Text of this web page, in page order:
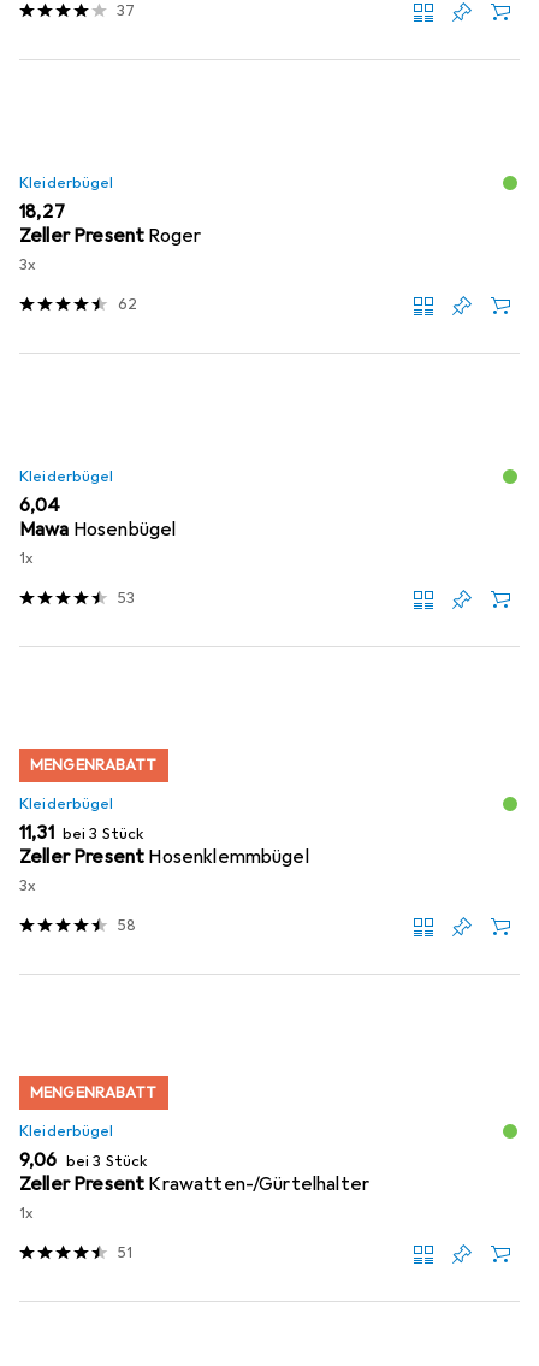
37
Kleiderbügel
EUR
18,27
Zeller Present Roger
3x
62
Kleiderbügel
EUR
6,04
Mawa Hosenbügel
1x
53
MENGENRABATT
Kleiderbügel
EUR
11,31 bei 3 Stück
Zeller Present Hosenklemmbügel
3x
58
MENGENRABATT
Kleiderbügel
EUR
9,06 bei 3 Stück
Zeller Present Krawatten-/Gürtelhalter
1x
51